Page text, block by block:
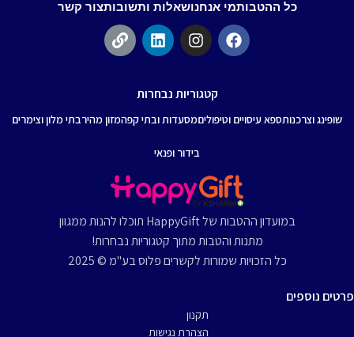
כל ההטבותמי אנחנושאלות ותשובותצור קשר
קטגוריות נבחרות
שופינג וצרכנותספא עיסויים וטיפוליםמסעדות ובתי קפהמזון מהירבתי מלון וצימרים
בידור ופנאי
במועדון ההטבות של HappyGift תוכלו להנות ממגוון
מתנות והטבות מתוך קטגוריות נבחרות!
כל הזכויות שמורות לקשרים פלוס בע"מ © 2025
פרטים נוספים
תקנון
הצהרת נגישות